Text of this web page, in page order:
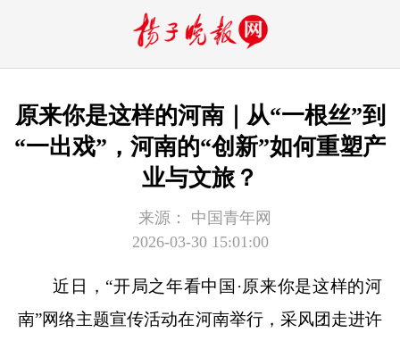
原来你是这样的河南｜从“一根丝”到
“一出戏”，河南的“创新”如何重塑产
业与文旅？
来源：
中国青年网
2026-03-30 15:01:00
近日，“开局之年看中国·原来你是这样的河
南”网络主题宣传活动在河南举行，采风团走进许